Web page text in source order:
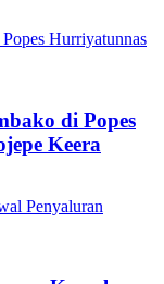
di Popes
Keera